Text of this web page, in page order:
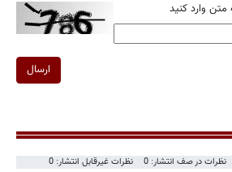
متن وارد کنید
ارسال
نظرات در صف انتشار: 0 نظرات غیرقابل انتشار: 0